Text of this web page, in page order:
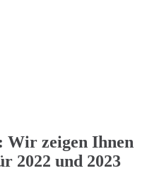
Wir zeigen Ihnen
2022 und 2023